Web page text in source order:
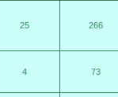
25 266
4 73